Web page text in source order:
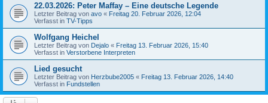
22.03.2026: Peter Maffay – Eine deutsche Legende
Letzter Beitrag von avo « Freitag 20. Februar 2026, 12:04
Verfasst in TV-Tipps
Wolfgang Heichel
Letzter Beitrag von Dejalo « Freitag 13. Februar 2026, 15:40
Verfasst in Verstorbene Interpreten
Lied gesucht
Letzter Beitrag von Herzbube2005 « Freitag 13. Februar 2026, 14:40
Verfasst in Fundstellen